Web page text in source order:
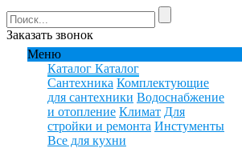
Заказать звонок
Меню
Каталог Каталог
Сантехника Комплектующие
для сантехники Водоснабжение
и отопление Климат Для
стройки и ремонта Инстументы
Все для кухни